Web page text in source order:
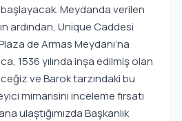
Meydanda verilen
ardından, Unique Caddesi
de Armas Meydanı’na
1536 yılında inşa edilmiş olan
ve Barok tarzındaki bu
mimarisini inceleme fırsatı
ulaştığımızda Başkanlık